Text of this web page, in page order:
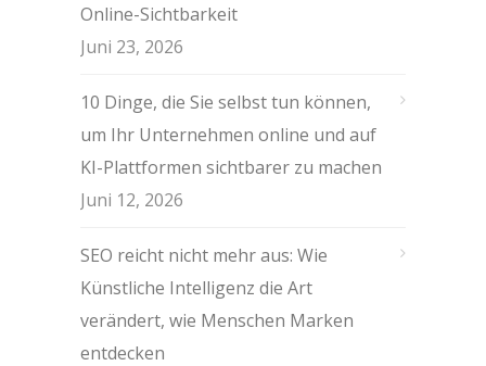
Online-Sichtbarkeit
Juni 23, 2026
10 Dinge, die Sie selbst tun können,
um Ihr Unternehmen online und auf
KI-Plattformen sichtbarer zu machen
Juni 12, 2026
SEO reicht nicht mehr aus: Wie
Künstliche Intelligenz die Art
verändert, wie Menschen Marken
entdecken